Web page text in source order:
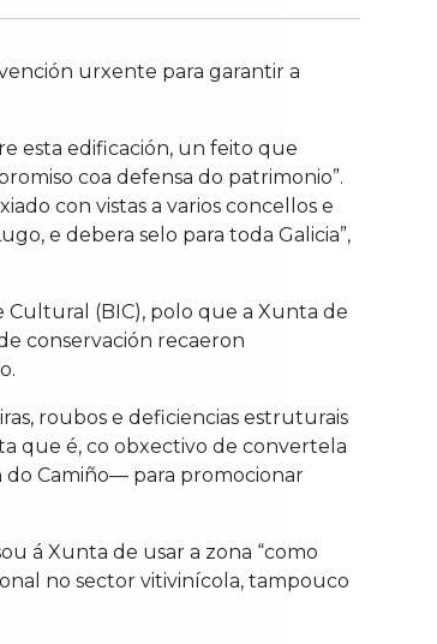
urxente para garantir a
esta edificación, un feito que
coa defensa do patrimonio”.
con vistas a varios concellos e
e debera selo para toda Galicia”,
Cultural (BIC), polo que a Xunta de
conservación recaeron
roubos e deficiencias estruturais
que é, co obxectivo de convertela
do Camiño— para promocionar
á Xunta de usar a zona “como
no sector vitivinícola, tampouco